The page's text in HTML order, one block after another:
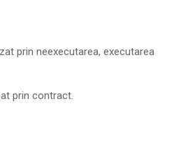
prin neexecutarea, executarea
prin contract.